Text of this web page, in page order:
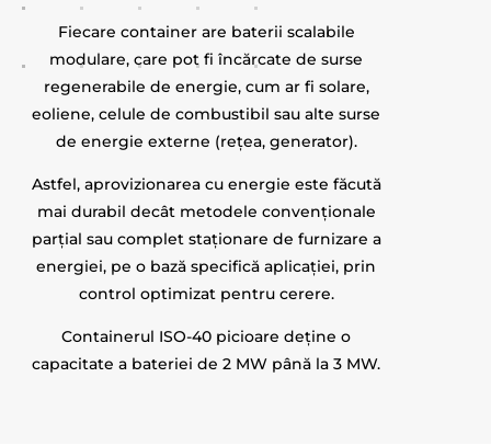
Fiecare container are baterii scalabile
modulare, care pot fi încărcate de surse
regenerabile de energie, cum ar fi solare,
eoliene, celule de combustibil sau alte surse
de energie externe (rețea, generator).
Astfel, aprovizionarea cu energie este făcută
mai durabil decât metodele convenționale
parțial sau complet staționare de furnizare a
energiei, pe o bază specifică aplicației, prin
control optimizat pentru cerere.
Containerul ISO-40 picioare deţine o
capacitate a bateriei de 2 MW până la 3 MW.